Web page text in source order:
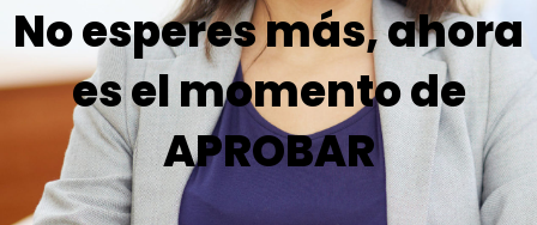
No esperes más, ahora
es el momento de
APROBAR